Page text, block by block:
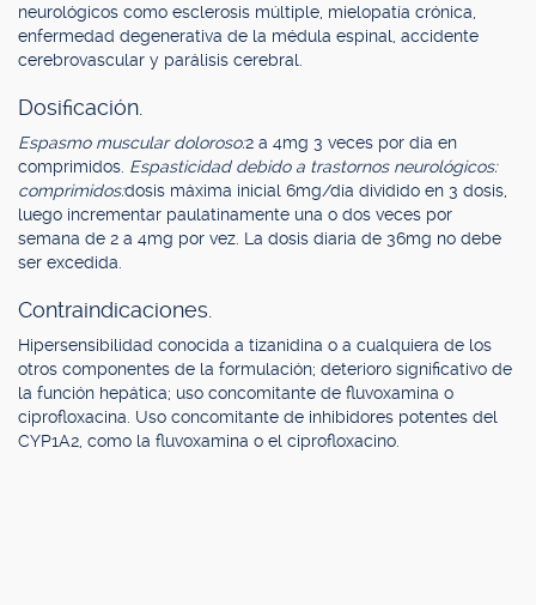
neurológicos como esclerosis múltiple, mielopatía crónica,
enfermedad degenerativa de la médula espinal, accidente
cerebrovascular y parálisis cerebral.
Dosificación.
Espasmo muscular doloroso:2 a 4mg 3 veces por día en
comprimidos. Espasticidad debido a trastornos neurológicos:
comprimidos:dosis máxima inicial 6mg/día dividido en 3 dosis,
luego incrementar paulatinamente una o dos veces por
semana de 2 a 4mg por vez. La dosis diaria de 36mg no debe
ser excedida.
Contraindicaciones.
Hipersensibilidad conocida a tizanidina o a cualquiera de los
otros componentes de la formulación; deterioro significativo de
la función hepática; uso concomitante de fluvoxamina o
ciprofloxacina. Uso concomitante de inhibidores potentes del
CYP1A2, como la fluvoxamina o el ciprofloxacino.